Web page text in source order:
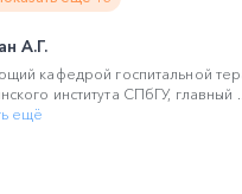
А.Г.
кафедрой госпитальной
института СПбГУ, главный
ещё